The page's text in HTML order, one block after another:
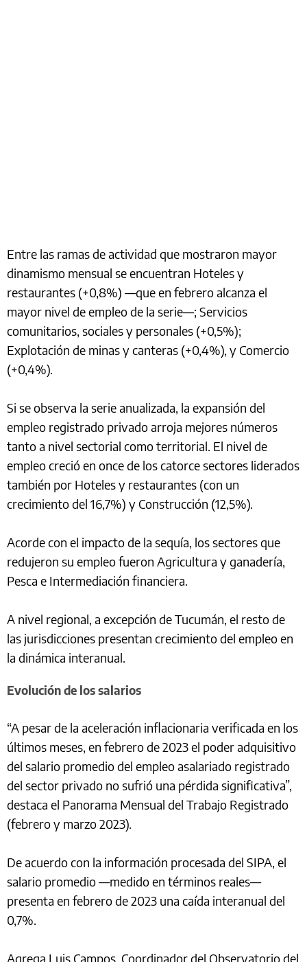
Entre las ramas de actividad que mostraron mayor
dinamismo mensual se encuentran Hoteles y
restaurantes (+0,8%) —que en febrero alcanza el
mayor nivel de empleo de la serie—; Servicios
comunitarios, sociales y personales (+0,5%);
Explotación de minas y canteras (+0,4%), y Comercio
(+0,4%).
Si se observa la serie anualizada, la expansión del
empleo registrado privado arroja mejores números
tanto a nivel sectorial como territorial. El nivel de
empleo creció en once de los catorce sectores liderados
también por Hoteles y restaurantes (con un
crecimiento del 16,7%) y Construcción (12,5%).
Acorde con el impacto de la sequía, los sectores que
redujeron su empleo fueron Agricultura y ganadería,
Pesca e Intermediación financiera.
A nivel regional, a excepción de Tucumán, el resto de
las jurisdicciones presentan crecimiento del empleo en
la dinámica interanual.
Evolución de los salarios
“A pesar de la aceleración inflacionaria verificada en los
últimos meses, en febrero de 2023 el poder adquisitivo
del salario promedio del empleo asalariado registrado
del sector privado no sufrió una pérdida significativa”,
destaca el Panorama Mensual del Trabajo Registrado
(febrero y marzo 2023).
De acuerdo con la información procesada del SIPA, el
salario promedio —medido en términos reales—
presenta en febrero de 2023 una caída interanual del
0,7%.
Agrega Luis Campos, Coordinador del Observatorio del